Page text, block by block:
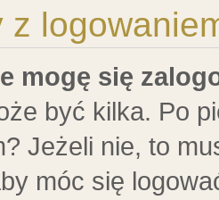
z
mogę się
być kilka. Po
Jeżeli nie, to
móc się